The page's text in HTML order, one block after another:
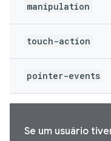
manipulation
touch-action
pointer-events
Se um usuário